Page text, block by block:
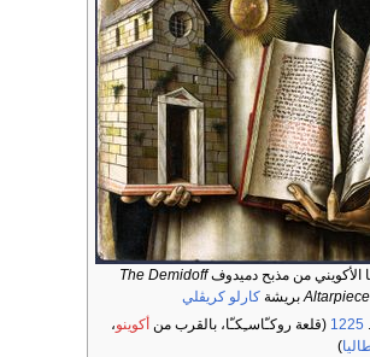
الأكويني من مذبح دميدوفThe Demidoff
Altarpieceبريشة كارلو كريڤلي
1225 (قلعة روكـّاسـِكـّا، بالقرب من أكوينو،
)